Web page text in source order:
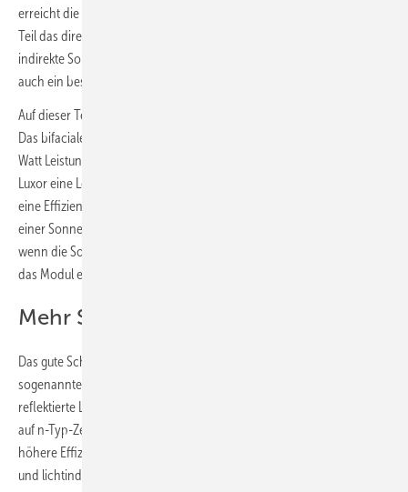
erreicht die Solarzelle eine höhere Effizienz. Während der kristalline
Teil das direkte Sonnenlicht nutzt, kann die amorphe Zellschicht das
indirekte Sonnenlicht verwenden. Dadurch erreichen die Module
auch ein besseres Schwachlichtverhalten.
Auf dieser Technologie basieren die neuen Module von Luxor Solar.
Das bifaciale Ecoline HTJ Glas-Glas-Modul bringt es auf bis zu 480
Watt Leistung auf einer Fläche von 2,17 Quadratmetern. Damit erreicht
Luxor eine Leistung von mehr als 221 Watt auf den Quadratmeter und
eine Effizienz von 22,38 Prozent unter Standardtestbedingungen bei
einer Sonneneinstrahlung von 1.000 Watt pro Quadratmeter. Selbst
wenn die Sonne nur noch 200 Watt pro Quadratmeter liefert, erreicht
das Modul eine Effizienz von immer noch 21,88 Prozent.
Mehr Stromernte von der Rückseite
Das gute Schwachlichtverhalten birgt noch einen weiteren Vorteil. Die
sogenannte Bifacialität steigt. Das Modul kann das vom Untergrund
reflektierte Licht auf der Rückseite effektiver nutzen. Zudem setzt Luxor
auf n-Typ-Zellen. Diese Art der Zellen ermöglichen nicht nur eine
höhere Effizienz. Sie verhindern auch Phänomene wie die potenzial-
und lichtinduzierte Degradation (PID und LID), ein Grund für